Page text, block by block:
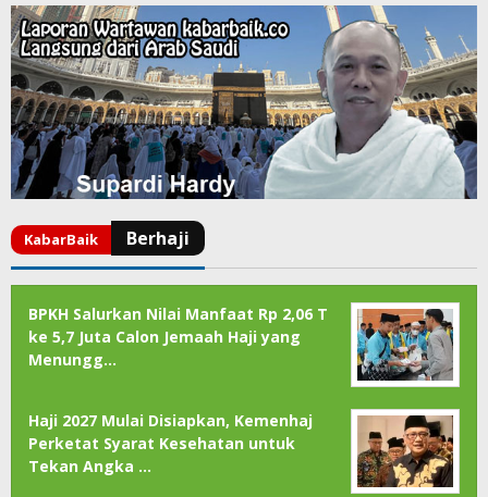
BPKH Salurkan Nilai Manfaat Rp 2,06 T
ke 5,7 Juta Calon Jemaah Haji yang
Menungg…
Haji 2027 Mulai Disiapkan, Kemenhaj
Perketat Syarat Kesehatan untuk
Tekan Angka …